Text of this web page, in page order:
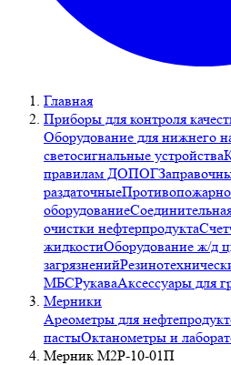
Главная
Приборы для контроля
Оборудование для нижнего
светосигнальные устройства
правилам ДОПОГ
раздаточные
оборудование
очистки нефтерпродукта
жидкостиОборудование ж/д
загрязнений
МБСРукаваАксессуары для
Мерники
Ареометры для
пастыОктанометры и
Мерник М2Р-10-01П